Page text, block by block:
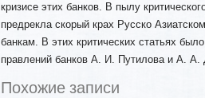
кризисе этих банков. В пылу
предрекла скорый крах Русско
банкам. В этих критических статьях
правлений банков А. И. Путилова и А. А.
Похожие записи